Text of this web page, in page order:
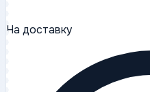
На доставку